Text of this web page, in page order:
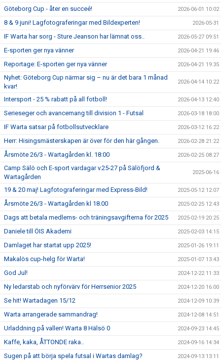
Göteborg Cup - åter en succeé! 2026-06-01 10:02
8 & 9 juni! Lagfotograferingar med Bildexperten! 2026-05-31
IF Warta har sorg - Sture Jeanson har lämnat oss.. 2026-05-27 09:51
E-sporten ger nya vänner 2026-04-21 19:46
Reportage: E-sporten ger nya vänner 2026-04-21 19:35
Nyhet: Göteborg Cup närmar sig – nu är det bara 1 månad
kvar!
2026-04-14 10:22
Intersport - 25 % rabatt på all fotboll! 2026-04-13 12:40
Serieseger och avancemang till division 1 - Futsal 2026-03-18 18:00
IF Warta satsar på fotbollsutvecklare 2026-03-12 16:22
Herr: Hisingsmästerskapen är över för den här gången. 2026-02-28 21:22
Årsmöte 26/3 - Wartagården kl. 18:00 2026-02-25 08:27
Camp Sälö och E-sport vardagar v.25-27 på Sälöfjord &
Wartagården
2025-06-16
19 & 20 maj! Lagfotograferingar med Express-Bild! 2025-05-12 12:07
Årsmöte 26/3 - Wartagården kl 18.00 2025-02-25 12:43
Dags att betala medlems- och träningsavgifterna för 2025 2025-02-19 20:25
Daniele till ÖIS Akademi 2025-02-03 14:15
Damlaget har startat upp 2025! 2025-01-26 19:11
Makalös cup-helg för Warta! 2025-01-07 13:43
God Jul! 2024-12-22 11:33
Ny ledarstab och nyförvärv för Herrsenior 2025 2024-12-20 16:00
Se hit! Wartadagen 15/12 2024-12-09 10:39
Warta arrangerade sammandrag! 2024-12-08 14:51
Urladdning på vallen! Warta 8 Hälsö 0 2024-09-23 14:45
Kaffe, kaka, ÅTTONDE raka.. 2024-09-16 14:34
Sugen på att börja spela futsal i Wartas damlag? 2024-09-13 13:11